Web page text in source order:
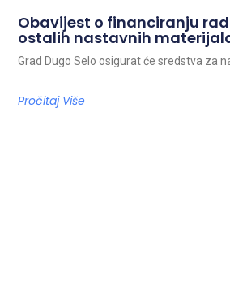
Obavijest o financiranju
ostalih nastavnih
Grad Dugo Selo osigurat će sredstva za
Pročitaj Više